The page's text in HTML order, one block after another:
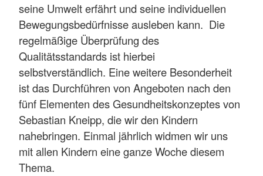
seine Umwelt erfährt und seine individuellen
Bewegungsbedürfnisse ausleben kann. Die
regelmäßige Überprüfung des
Qualitätsstandards ist hierbei
selbstverständlich. Eine weitere Besonderheit
ist das Durchführen von Angeboten nach den
fünf Elementen des Gesundheitskonzeptes von
Sebastian Kneipp, die wir den Kindern
nahebringen. Einmal jährlich widmen wir uns
mit allen Kindern eine ganze Woche diesem
Thema.